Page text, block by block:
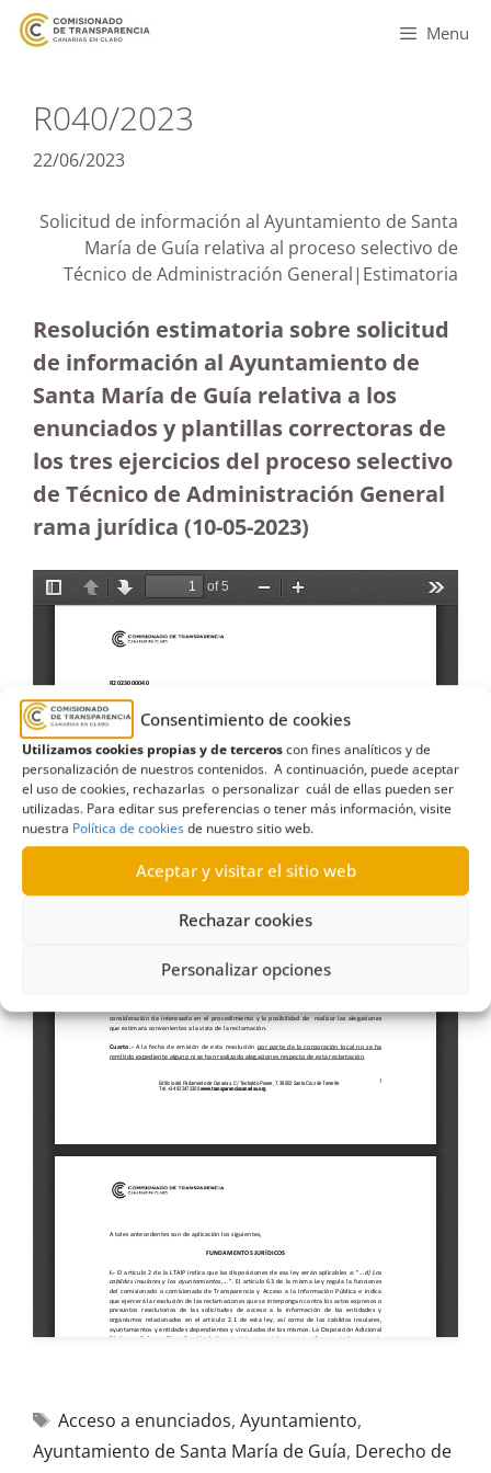
Consentimiento de cookies
Utilizamos cookies propias y de terceroscon fines analíticos y de
personalización de nuestros contenidos. A continuación, puede aceptar
el uso de cookies, rechazarlas o personalizar cuál de ellas pueden ser
utilizadas. Para editar sus preferencias o tener más información, visite
nuestra Política de cookiesde nuestro sitio web.
Aceptar y visitar el sitio web
Rechazar cookies
Personalizar opciones
Menu
R040/2023
22/06/2023
Solicitud de información al Ayuntamiento de Santa
María de Guía relativa al proceso selectivo de
Técnico de Administración General|Estimatoria
Resolución estimatoria sobre solicitud
de información al Ayuntamiento de
Santa María de Guía relativa a los
enunciados y plantillas correctoras de
los tres ejercicios del proceso selectivo
de Técnico de Administración General
rama jurídica (10-05-2023)
Acceso a enunciados, Ayuntamiento,
Ayuntamiento de Santa María de Guía, Derecho de